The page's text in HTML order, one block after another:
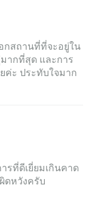
กสถานที่ที่จะอยู่ใน
ากที่สุด และการ
ค่ะ ประทับใจมาก
รที่ดีเยี่ยมเกินคาด
ดหวังครับ